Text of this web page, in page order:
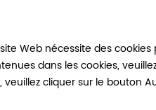
Web nécessite des
dans les cookies,
veuillez cliquer sur le bouton
Mon compte